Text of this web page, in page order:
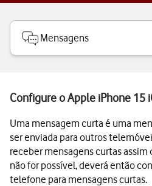
Mensagens
Configure o Apple iPhone 15
Uma mensagem curta é uma
ser enviada para outros
receber mensagens curtas assim
não for possível, deverá então
telefone para mensagens curtas.